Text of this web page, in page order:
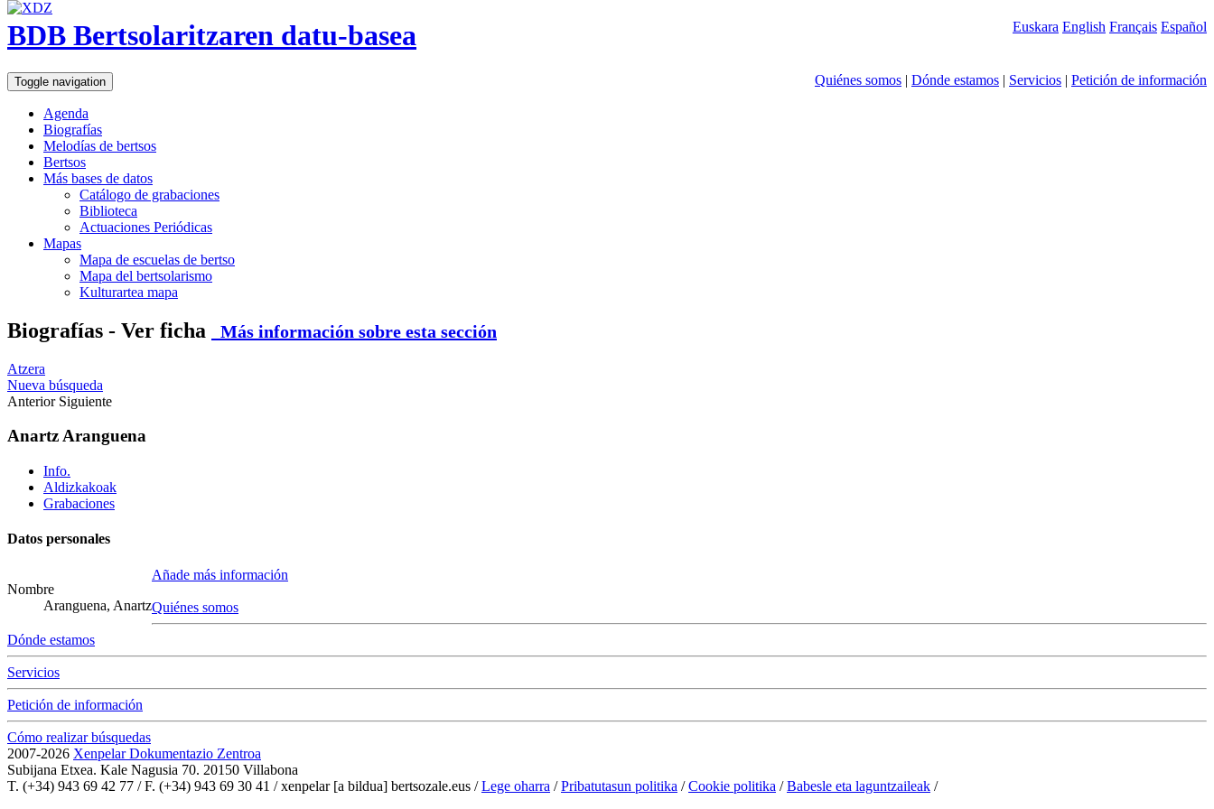
Euskara English Français Español
BDB Bertsolaritzaren datu-basea
Quiénes somos | Dónde estamos | Servicios | Petición de información
Toggle navigation
Agenda
Biografías
Melodías de bertsos
Bertsos
Más bases de datos
Catálogo de grabaciones
Biblioteca
Actuaciones Periódicas
Mapas
Mapa de escuelas de bertso
Mapa del bertsolarismo
Kulturartea mapa
Biografías - Ver ficha Más información sobre esta sección
Atzera
Nueva búsqueda
Anterior Siguiente
Anartz Aranguena
Info.
Aldizkakoak
Grabaciones
Datos personales
Nombre
Aranguena, Anartz
Añade más información
Quiénes somos
Dónde estamos
Servicios
Petición de información
Cómo realizar búsquedas
2007-2026 Xenpelar Dokumentazio Zentroa
Subijana Etxea. Kale Nagusia 70. 20150 Villabona
T. (+34) 943 69 42 77 / F. (+34) 943 69 30 41 / xenpelar [a bildua] bertsozale.eus /Lege oharra /Pribatutasun politika /Cookie politika /Babesle eta laguntzaileak /